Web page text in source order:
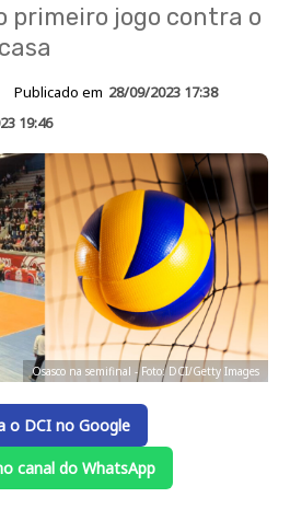
primeiro jogo contra o
Publicado em 28/09/2023 17:38
19:46
Osasco na semifinal - Foto: DCI/Getty Images
o DCI no Google
canal do WhatsApp